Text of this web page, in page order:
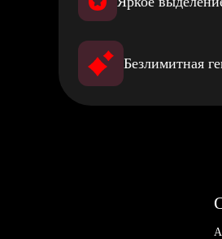
Безлимитная
А